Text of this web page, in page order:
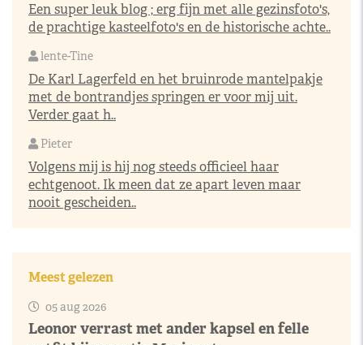
Een super leuk blog ; erg fijn met alle gezinsfoto's,
de prachtige kasteelfoto's en de historische achte..
lente-Tine
De Karl Lagerfeld en het bruinrode mantelpakje
met de bontrandjes springen er voor mij uit.
Verder gaat h..
Pieter
Volgens mij is hij nog steeds officieel haar
echtgenoot. Ik meen dat ze apart leven maar
nooit gescheiden..
Meest gelezen
05 aug 2026
Leonor verrast met ander kapsel en felle